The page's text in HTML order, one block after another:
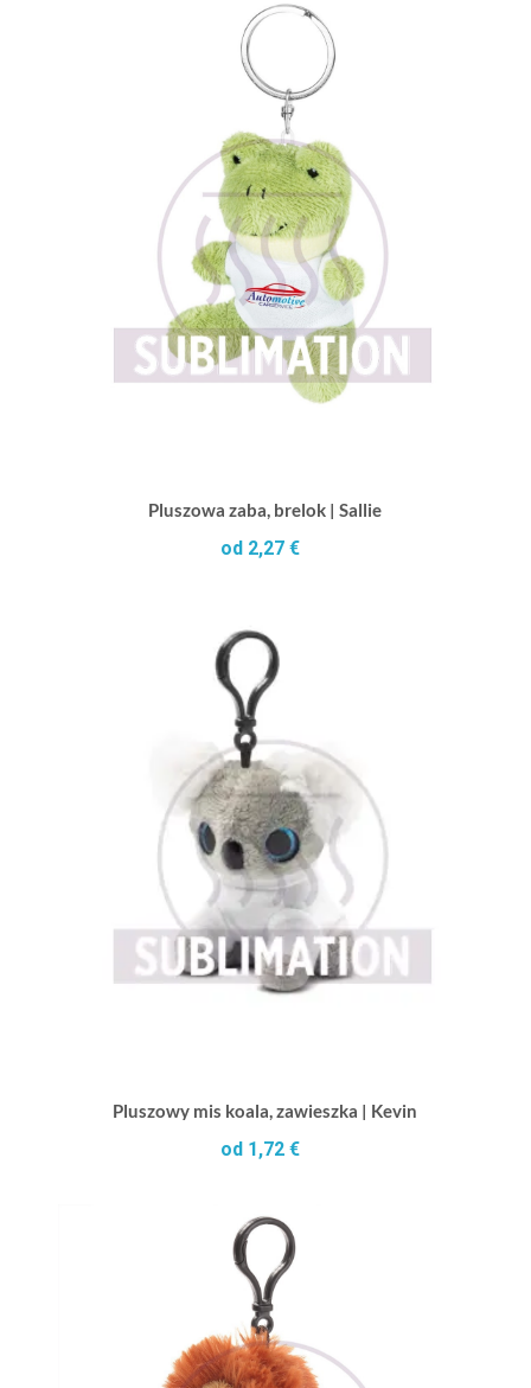
Pluszowa zaba, brelok | Sallie
od 2,27 €
Pluszowy mis koala, zawieszka | Kevin
od 1,72 €